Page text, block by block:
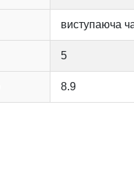
виступаюча
5
8.9